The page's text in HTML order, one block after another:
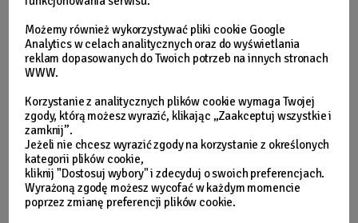
Możemy również wykorzystywać pliki cookie Google
Analytics w celach analitycznych oraz do wyświetlania
reklam dopasowanych do Twoich potrzeb na innych stronach
WWW.
Korzystanie z analitycznych plików cookie wymaga Twojej
zgody, którą możesz wyrazić, klikając „Zaakceptuj wszystkie i
zamknij”.
Jeżeli nie chcesz wyrazić zgody na korzystanie z określonych
kategorii plików cookie,
kliknij "Dostosuj wybory" i zdecyduj o swoich preferencjach.
Wyrażoną zgodę możesz wycofać w każdym momencie
poprzez zmianę preferencji plików cookie.